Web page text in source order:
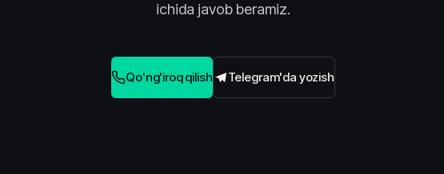
ichida javob beramiz.
Qo'ng'iroq qilish Telegram'da yozish